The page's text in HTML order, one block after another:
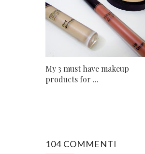
My 3 must have makeup
products for ...
104 COMMENTI